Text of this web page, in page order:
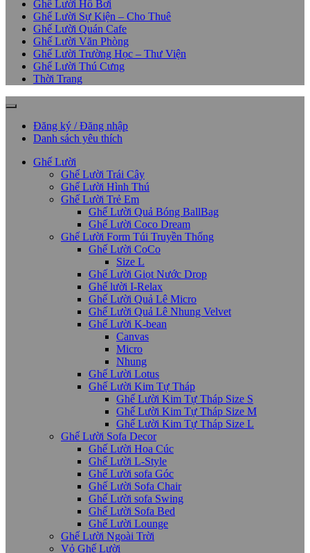
Ghế Lười Hồ Bơi
Ghế Lười Sự Kiện – Cho Thuê
Ghế Lười Quán Cafe
Ghế Lười Văn Phòng
Ghế Lười Trường Học – Thư Viện
Ghế Lười Thú Cưng
Thời Trang
Đăng ký / Đăng nhập
Danh sách yêu thích
Ghế Lười
Ghế Lười Trái Cây
Ghế Lười Hình Thú
Ghế Lười Trẻ Em
Ghế Lười Quả Bóng BallBag
Ghế Lười Coco Dream
Ghế Lười Form Túi Truyền Thống
Ghế Lười CoCo
Size L
Ghế Lười Giọt Nước Drop
Ghế lười I-Relax
Ghế Lười Quả Lê Micro
Ghế Lười Quả Lê Nhung Velvet
Ghế Lười K-bean
Canvas
Micro
Nhung
Ghế Lười Lotus
Ghế Lười Kim Tự Tháp
Ghế Lười Kim Tự Tháp Size S
Ghế Lười Kim Tự Tháp Size M
Ghế Lười Kim Tự Tháp Size L
Ghế Lười Sofa Decor
Ghế Lười Hoa Cúc
Ghế Lười L-Style
Ghế Lười sofa Góc
Ghế Lười Sofa Chair
Ghế Lười sofa Swing
Ghế Lười Sofa Bed
Ghế Lười Lounge
Ghế Lười Ngoài Trời
Vỏ Ghế Lười